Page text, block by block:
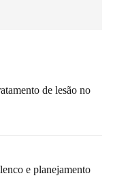
de lesão no
e planejamento